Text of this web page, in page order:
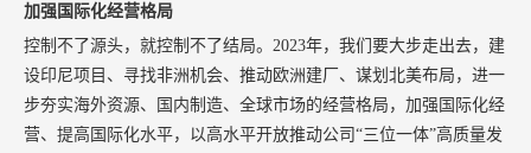
加强国际化经营格局
控制不了源头，就控制不了结局。2023年，我们要大步走出去，建
设印尼项目、寻找非洲机会、推动欧洲建厂、谋划北美布局，进一
步夯实海外资源、国内制造、全球市场的经营格局，加强国际化经
营、提高国际化水平，以高水平开放推动公司“三位一体”高质量发